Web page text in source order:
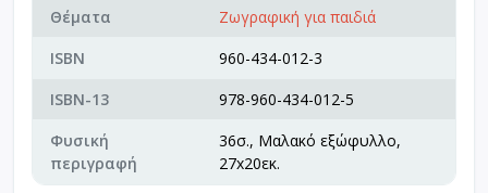
Θέματα
Ζωγραφική για παιδιά
ISBN
960-434-012-3
ISBN-13
978-960-434-012-5
Φυσική
περιγραφή
36σ., Μαλακό εξώφυλλο,
27x20εκ.